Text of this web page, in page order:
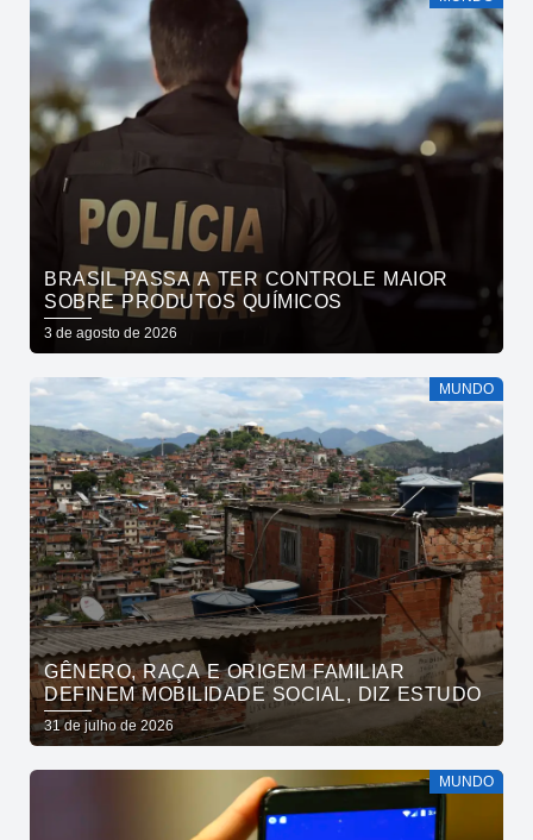
BRASIL PASSA A TER CONTROLE MAIOR
SOBRE PRODUTOS QUÍMICOS
3 de agosto de 2026
MUNDO
GÊNERO, RAÇA E ORIGEM FAMILIAR
DEFINEM MOBILIDADE SOCIAL, DIZ ESTUDO
31 de julho de 2026
MUNDO